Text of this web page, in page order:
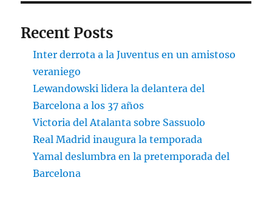
Recent Posts
Inter derrota a la Juventus en un amistoso
veraniego
Lewandowski lidera la delantera del
Barcelona a los 37 años
Victoria del Atalanta sobre Sassuolo
Real Madrid inaugura la temporada
Yamal deslumbra en la pretemporada del
Barcelona